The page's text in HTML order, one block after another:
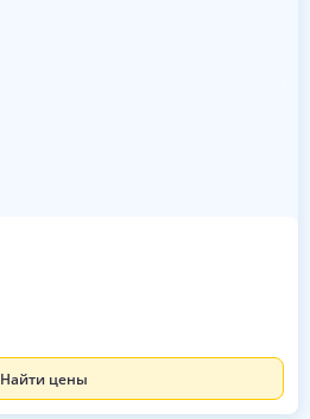
Найти цены